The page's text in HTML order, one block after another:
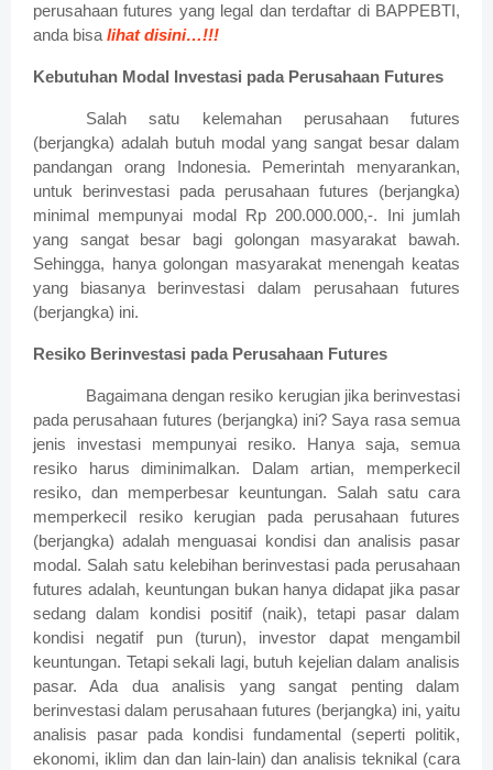
perusahaan futures yang legal dan terdaftar di BAPPEBTI,
anda bisa lihat disini…!!!
Kebutuhan Modal Investasi pada Perusahaan Futures
Salah satu kelemahan perusahaan futures
(berjangka) adalah butuh modal yang sangat besar dalam
pandangan orang Indonesia. Pemerintah menyarankan,
untuk berinvestasi pada perusahaan futures (berjangka)
minimal mempunyai modal Rp 200.000.000,-. Ini jumlah
yang sangat besar bagi golongan masyarakat bawah.
Sehingga, hanya golongan masyarakat menengah keatas
yang biasanya berinvestasi dalam perusahaan futures
(berjangka) ini.
Resiko Berinvestasi pada Perusahaan Futures
Bagaimana dengan resiko kerugian jika berinvestasi
pada perusahaan futures (berjangka) ini? Saya rasa semua
jenis investasi mempunyai resiko. Hanya saja, semua
resiko harus diminimalkan. Dalam artian, memperkecil
resiko, dan memperbesar keuntungan. Salah satu cara
memperkecil resiko kerugian pada perusahaan futures
(berjangka) adalah menguasai kondisi dan analisis pasar
modal. Salah satu kelebihan berinvestasi pada perusahaan
futures adalah, keuntungan bukan hanya didapat jika pasar
sedang dalam kondisi positif (naik), tetapi pasar dalam
kondisi negatif pun (turun), investor dapat mengambil
keuntungan. Tetapi sekali lagi, butuh kejelian dalam analisis
pasar. Ada dua analisis yang sangat penting dalam
berinvestasi dalam perusahaan futures (berjangka) ini, yaitu
analisis pasar pada kondisi fundamental (seperti politik,
ekonomi, iklim dan dan lain-lain) dan analisis teknikal (cara